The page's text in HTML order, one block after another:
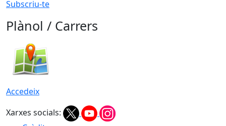
Subscriu-te
Plànol / Carrers
Accedeix
Xarxes socials: